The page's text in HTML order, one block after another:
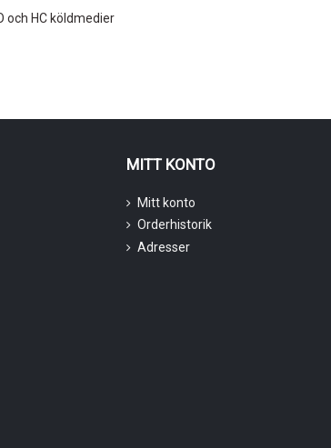
och HC köldmedier
MITT KONTO
Mitt konto
Orderhistorik
Adresser